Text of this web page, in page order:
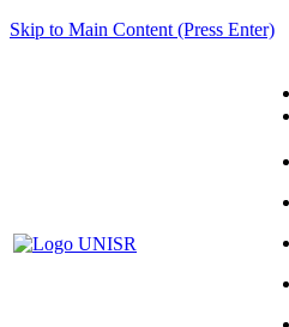
Skip to Main Content (Press Enter)